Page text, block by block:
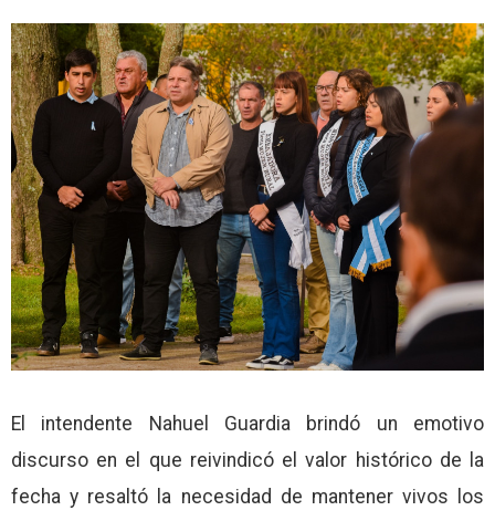
El intendente Nahuel Guardia brindó un emotivo
discurso en el que reivindicó el valor histórico de la
fecha y resaltó la necesidad de mantener vivos los